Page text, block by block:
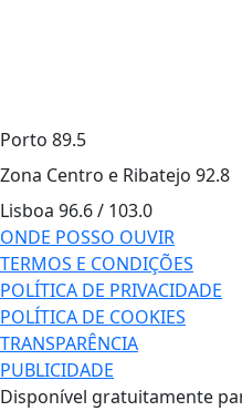
Porto 89.5
Zona Centro e Ribatejo 92.8
Lisboa 96.6 / 103.0
ONDE POSSO OUVIR
TERMOS E CONDIÇÕES
POLÍTICA DE PRIVACIDADE
POLÍTICA DE COOKIES
TRANSPARÊNCIA
PUBLICIDADE
Disponível gratuitamente